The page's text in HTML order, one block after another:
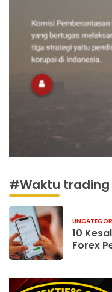
#Waktu trading
10
Forex